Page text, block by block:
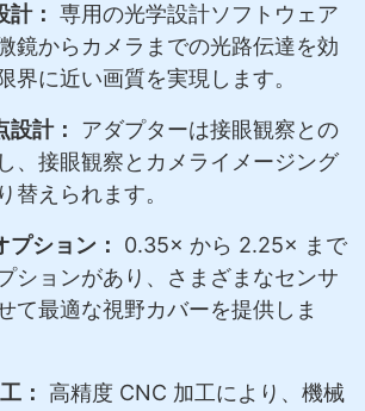
： 専用の光学設計ソフトウェア
鏡からカメラまでの光路伝達を効
界に近い画質を実現します。
設計：
アダプターは接眼観察との
、接眼観察とカメライメージング
替えられます。
ション：
0.35× から 2.25× まで
ションがあり、さまざまなセンサ
て最適な視野カバーを提供しま
： 高精度 CNC 加工により、機械